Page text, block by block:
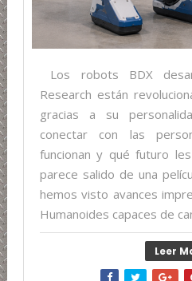
Los robots BDX
Research están
gracias a su
conectar con las
funcionan y qué futuro
parece salido de una
hemos visto avances
Humanoides capaces de
Leer